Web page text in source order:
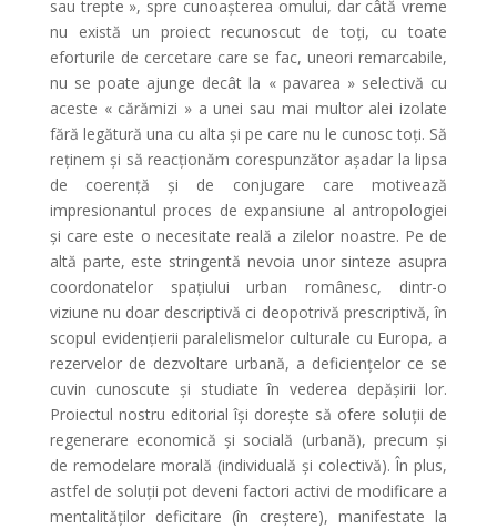
sau trepte », spre cunoaşterea omului, dar câtă vreme
nu există un proiect recunoscut de toţi, cu toate
eforturile de cercetare care se fac, uneori remarcabile,
nu se poate ajunge decât la « pavarea » selectivă cu
aceste « cărămizi » a unei sau mai multor alei izolate
fără legătură una cu alta şi pe care nu le cunosc toţi. Să
reţinem şi să reacţionăm corespunzător aşadar la lipsa
de coerenţă şi de conjugare care motivează
impresionantul proces de expansiune al antropologiei
şi care este o necesitate reală a zilelor noastre. Pe de
altă parte, este stringentă nevoia unor sinteze asupra
coordonatelor spaţiului urban românesc, dintr-o
viziune nu doar descriptivă ci deopotrivă prescriptivă, în
scopul evidenţierii paralelismelor culturale cu Europa, a
rezervelor de dezvoltare urbană, a deficienţelor ce se
cuvin cunoscute şi studiate în vederea depăşirii lor.
Proiectul nostru editorial îşi doreşte să ofere soluţii de
regenerare economică şi socială (urbană), precum şi
de remodelare morală (individuală şi colectivă). În plus,
astfel de soluţii pot deveni factori activi de modificare a
mentalităţilor deficitare (în creştere), manifestate la